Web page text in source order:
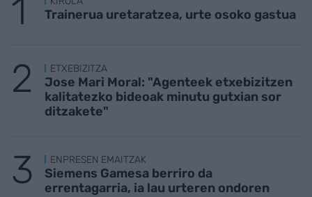
Trainerua uretaratzea, urte osoko gastua
ETXEBIZITZA
Jose Mari Moral: "Agenteek etxebizitzen
kalitatezko bideoak minutu gutxian sor
ditzakete"
ENPRESEN EMAITZAK
Siemens Gamesa berriro da
errentagarria, ia lau urteren ondoren